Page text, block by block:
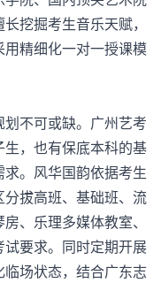
挖掘考生音乐天赋，
精细化一对一授课模
不可或缺。广州艺考
，也有保底本科的基
。风华国韵依据考生
拔高班、基础班、流
、乐理多媒体教室、
要求。同时定期开展
场状态，结合广东志